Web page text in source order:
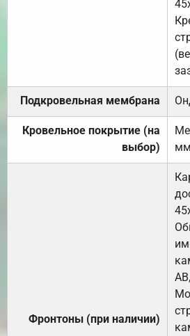
Подкровельная мембрана
Кровельное покрытие (на
выбор)
Фронтоны (при наличии)